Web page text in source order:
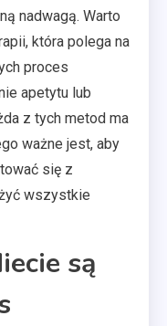
nadwagą. Warto
która polega na
proces
apetytu lub
z tych metod ma
ważne jest, aby
się z
wszystkie
są